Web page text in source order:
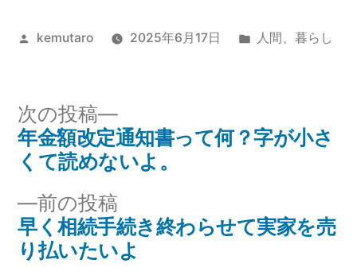
投
kemutaro 2025年6月17日
カ
ー:
人間、暮らし
投
ナ
ビ
前の投稿
の
投
早く相続手続き終わらせて実家を売
り払いたいよ
次の投稿
次
の
投
年金額改定通知書って何？字が小さ
くて読めないよ。